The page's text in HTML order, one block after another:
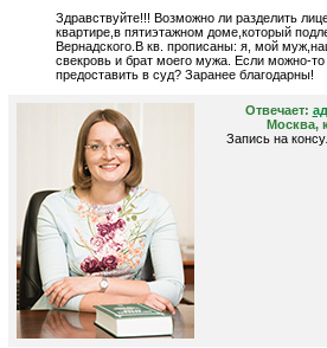
Здравствуйте!!! Возможно ли разделить
квартире,в пятиэтажном доме,который
Вернадского.В кв. прописаны: я, мой
свекровь и брат моего мужа. Если можно-
предоставить в суд? Заранее благодарны!
Отвечает:
Москва,
Запись на